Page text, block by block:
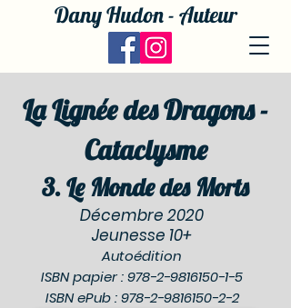
Dany Hudon - Auteur
La Lignée des Dragons -
Cataclysme
3. Le Monde des Morts
Décembre 2020
Jeunesse 10+
Autoédition
ISBN papier :978-2-9816150-1-5
ISBN ePub :978-2-9816150-2-2